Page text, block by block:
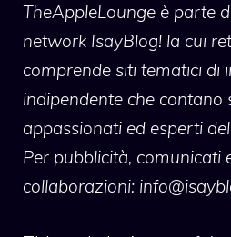
TheAppleLounge è parte
network IsayBlog! la cui
comprende siti tematici di
indipendente che contano
appassionati ed esperti
Per pubblicità, comunicati
collaborazioni: